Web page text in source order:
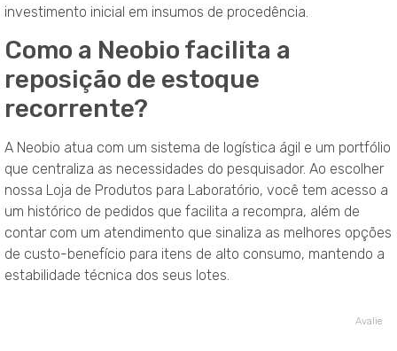
investimento inicial em insumos de procedência.
Como a Neobio facilita a
reposição de estoque
recorrente?
A Neobio atua com um sistema de logística ágil e um portfólio
que centraliza as necessidades do pesquisador. Ao escolher
nossa Loja de Produtos para Laboratório, você tem acesso a
um histórico de pedidos que facilita a recompra, além de
contar com um atendimento que sinaliza as melhores opções
de custo-benefício para itens de alto consumo, mantendo a
estabilidade técnica dos seus lotes.
Avalie